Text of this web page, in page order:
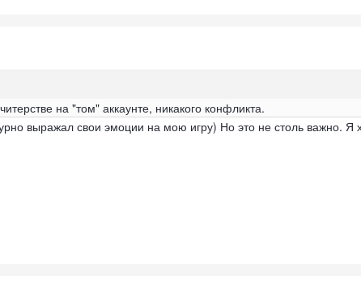
на "том" аккаунте, никакого конфликта.
выражал свои эмоции на мою игру) Но это не столь важно. Я